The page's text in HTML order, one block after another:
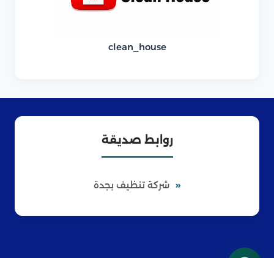
clean_house
روابط صديقة
شركة تنظيف بجدة